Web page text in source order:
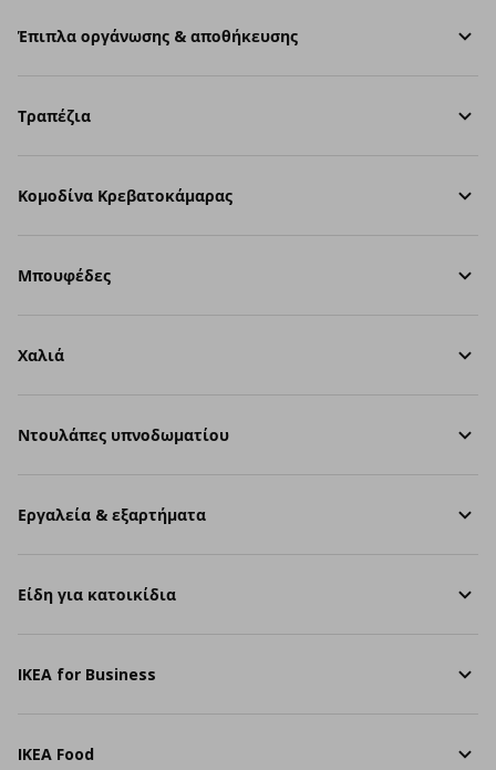
Έπιπλα οργάνωσης & αποθήκευσης
Τραπέζια
Κομοδίνα Κρεβατοκάμαρας
Μπουφέδες
Χαλιά
Ντουλάπες υπνοδωματίου
Εργαλεία & εξαρτήματα
Είδη για κατοικίδια
IKEA for Business
IKEA Food